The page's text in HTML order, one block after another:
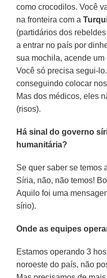
como crocodilos. Você
na fronteira com a
(partidários dos
a entrar no país por
sua mochila, acende
Você só precisa segui-
conseguindo colocar
Mas dos médicos, eles
(risos).
Há sinal do governo
humanitária?
Se quer saber se temos
Síria, não, não temos!
Aquilo foi uma
sírio).
Onde as equipes
Estamos operando 3
noroeste do país, não